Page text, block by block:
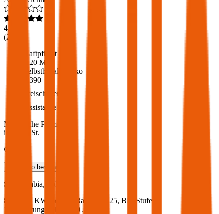
4,6
(217
Haftpflicht
€ 20 Mio.
Selbstbehalt Kasko
€ 390
Freischaden
Assistance
Monatliche Prämie
inkl. mVSt.
€ 53,28
Teilkasko berechnen
Skoda
Fabia, Vollkasko
80 PS/59 KW, benzin, Baujahr 2025, BM-Stufe
Versicherungsnehmer 30 Jahre